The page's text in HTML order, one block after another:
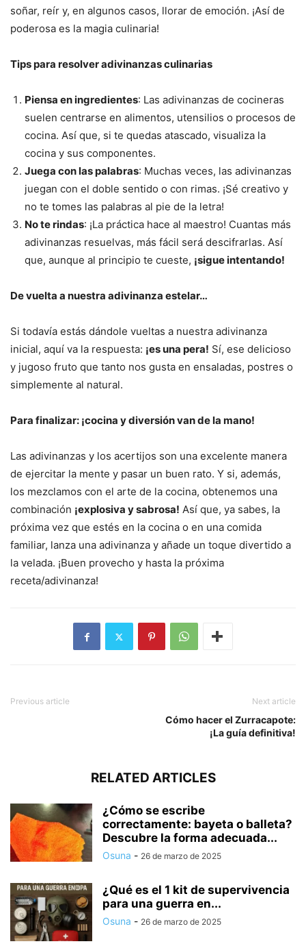
soñar, reír y, en algunos casos, llorar de emoción. ¡Así de
poderosa es la magia culinaria!
Tips para resolver adivinanzas culinarias
Piensa en ingredientes: Las adivinanzas de cocineras
suelen centrarse en alimentos, utensilios o procesos de
cocina. Así que, si te quedas atascado, visualiza la
cocina y sus componentes.
Juega con las palabras: Muchas veces, las adivinanzas
juegan con el doble sentido o con rimas. ¡Sé creativo y
no te tomes las palabras al pie de la letra!
No te rindas: ¡La práctica hace al maestro! Cuantas más
adivinanzas resuelvas, más fácil será descifrarlas. Así
que, aunque al principio te cueste, ¡sigue intentando!
De vuelta a nuestra adivinanza estelar…
Si todavía estás dándole vueltas a nuestra adivinanza
inicial, aquí va la respuesta: ¡es una pera! Sí, ese delicioso
y jugoso fruto que tanto nos gusta en ensaladas, postres o
simplemente al natural.
Para finalizar: ¡cocina y diversión van de la mano!
Las adivinanzas y los acertijos son una excelente manera
de ejercitar la mente y pasar un buen rato. Y si, además,
los mezclamos con el arte de la cocina, obtenemos una
combinación ¡explosiva y sabrosa! Así que, ya sabes, la
próxima vez que estés en la cocina o en una comida
familiar, lanza una adivinanza y añade un toque divertido a
la velada. ¡Buen provecho y hasta la próxima
receta/adivinanza!
Previous article Next article
Cómo hacer el Zurracapote:
¡La guía definitiva!
RELATED ARTICLES
¿Cómo se escribe
correctamente: bayeta o balleta?
Descubre la forma adecuada...
Osuna - 26 de marzo de 2025
¿Qué es el 1 kit de supervivencia
para una guerra en...
Osuna - 26 de marzo de 2025